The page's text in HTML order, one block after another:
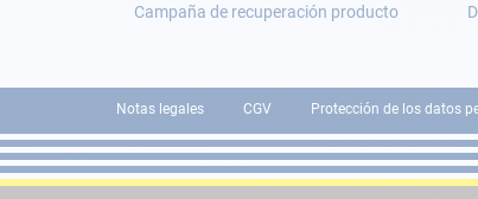
Campaña de recuperación producto
Notas legales CGV Protección de los datos